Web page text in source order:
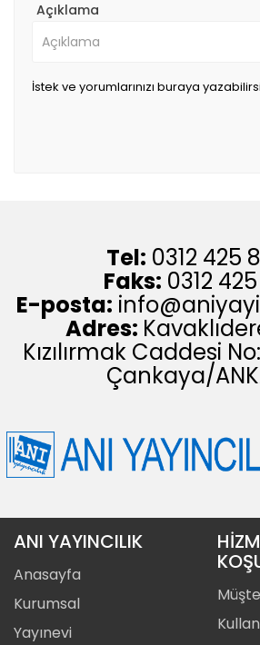
Açıklama
İstek ve yorumlarınızı buraya
Tel: 0312 425
Faks: 0312 425
E-posta:
Adres:
Kızılırmak Caddesi
Çankaya/
ANI YAYINCILIK
Anasayfa
Kurumsal
Yayınevi